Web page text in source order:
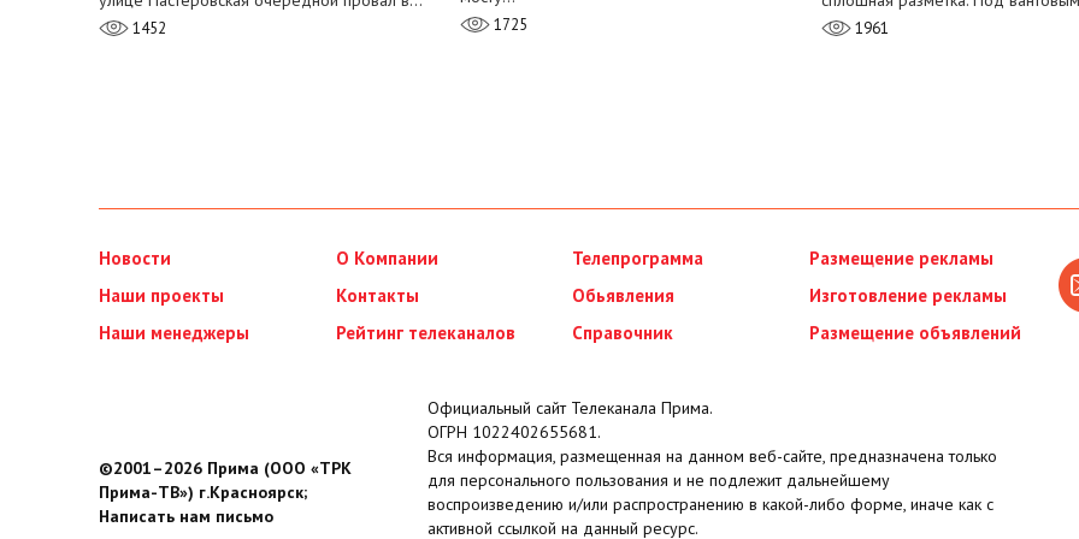
1452 1725 1961
Новости
Наши проекты
Наши менеджеры
О Компании
Контакты
Рейтинг телеканалов
Телепрограмма
Обьявления
Справочник
Размещение рекламы
Изготовление рекламы
Размещение объявлений
©2001–2026 Прима (ООО «ТРК
Прима-ТВ») г.Красноярск;
Написать нам письмо
Официальный сайт Телеканала Прима.
ОГРН 1022402655681.
Вся информация, размещенная на данном веб-сайте, предназначена только
для персонального пользования и не подлежит дальнейшему
воспроизведению и/или распространению в какой-либо форме, иначе как с
активной ссылкой на данный ресурс.